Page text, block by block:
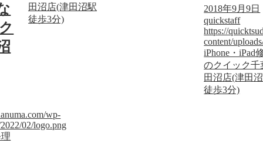
wp-
02/logo.png
田沼店(津田沼駅
徒歩3分)
2018年9月9日
quickstaff
https://
content/
iPhone・iPad
のクイック千
田沼店(津田
徒歩3分)